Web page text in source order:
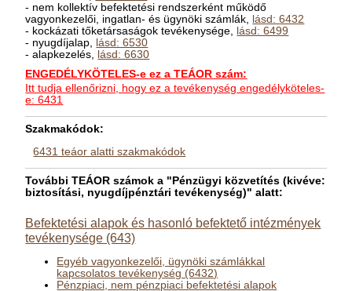
- nem kollektív befektetési rendszerként működő
vagyonkezelői, ingatlan- és ügynöki számlák, lásd: 6432
- kockázati tőketársaságok tevékenysége, lásd: 6499
- nyugdíjalap, lásd: 6530
- alapkezelés, lásd: 6630
ENGEDÉLYKÖTELES-e ez a TEÁOR szám:
Itt tudja ellenőrizni, hogy ez a tevékenység engedélyköteles-
e: 6431
Szakmakódok:
6431 teáor alatti szakmakódok
További TEÁOR számok a "Pénzügyi közvetítés (kivéve:
biztosítási, nyugdíjpénztári tevékenység)" alatt:
Befektetési alapok és hasonló befektető intézmények
tevékenysége (643)
Egyéb vagyonkezelői, ügynöki számlákkal
kapcsolatos tevékenység (6432)
Pénzpiaci, nem pénzpiaci befektetési alapok